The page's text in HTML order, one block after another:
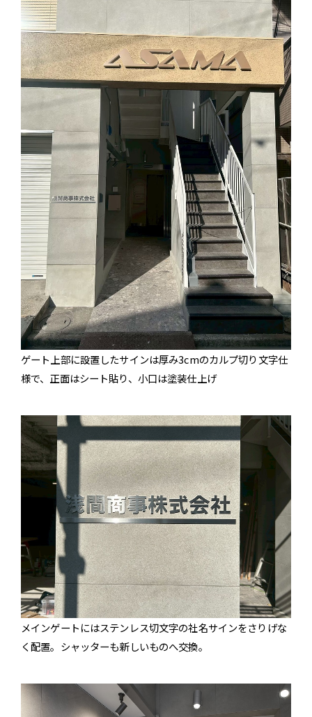
ゲート上部に設置したサインは厚み3cmのカルプ切り文字仕
様で、正面はシート貼り、小口は塗装仕上げ
メインゲートにはステンレス切文字の社名サインをさりげな
く配置。シャッターも新しいものへ交換。